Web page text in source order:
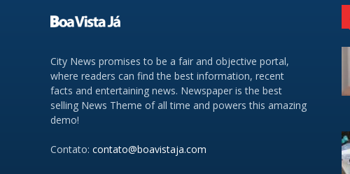
City News promises to be a fair and objective portal,
where readers can find the best information, recent
facts and entertaining news. Newspaper is the best
selling News Theme of all time and powers this amazing
demo!
Contato: contato@boavistaja.com